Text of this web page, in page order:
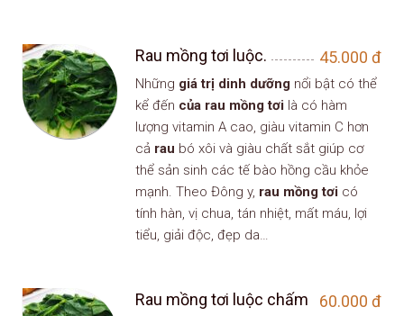
45.000 đ
Rau mồng tơi luộc.
Những giá trị dinh dưỡng nổi bật có thể
kể đến của rau mồng tơi là có hàm
lượng vitamin A cao, giàu vitamin C hơn
cả rau bó xôi và giàu chất sắt giúp cơ
thể sản sinh các tế bào hồng cầu khỏe
mạnh. Theo Đông y, rau mồng tơi có
tính hàn, vị chua, tán nhiệt, mất máu, lợi
tiểu, giải độc, đẹp da…
60.000 đ
Rau mồng tơi luộc chấm